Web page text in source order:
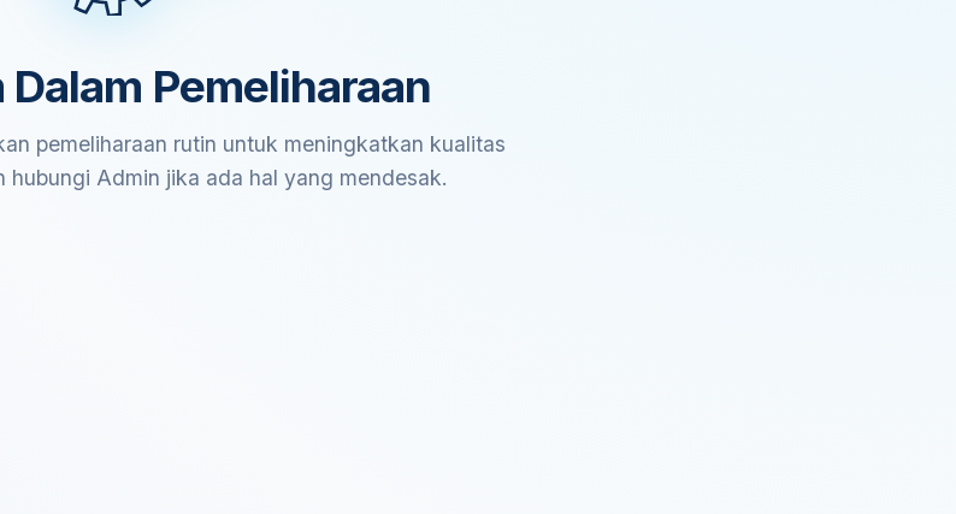
Pemeliharaan
pemeliharaan rutin untuk meningkatkan kualitas
hubungi Admin jika ada hal yang mendesak.